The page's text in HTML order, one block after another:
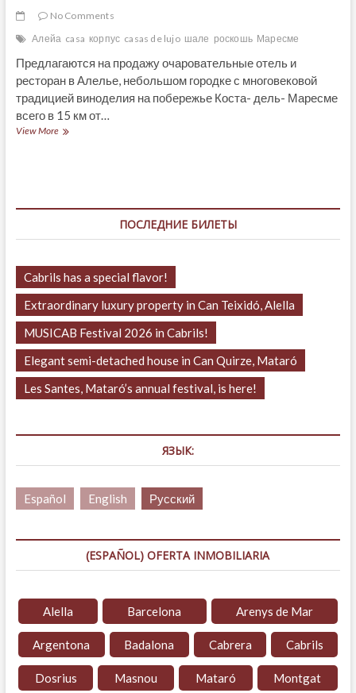
No Comments
Алейа casa корпус casas de lujo шале роскошь Маресме
Предлагаются на продажу очаровательные отель и
ресторан в Алелье, небольшом городке с многовековой
традицией виноделия на побережье Коста- дель- Маресме
всего в 15 км от…
View MoreПредлагаются
ПОСЛЕДНИЕ БИЛЕТЫ
Cabrils has a special flavor!
Extraordinary luxury property in Can Teixidó, Alella
MUSICAB Festival 2026 in Cabrils!
Elegant semi-detached house in Can Quirze, Mataró
Les Santes, Mataró’s annual festival, is here!
ЯЗЫК:
Español English Русский
(ESPAÑOL) OFERTA INMOBILIARIA
Alella Barcelona Arenys de Mar
Argentona Badalona Cabrera Cabrils
Dosrius Masnou Mataró Montgat